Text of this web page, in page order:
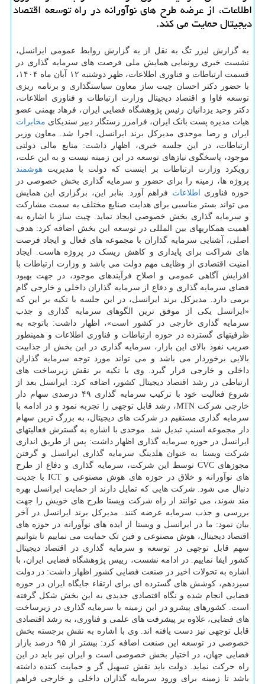
اطلاعات، از عرضه طرح های نوآورانه در راه توسعه اقتصاد
دیجیتال حمایت می کند.
به گزارش لیزر تگ به نقل از به گزارش روابط عمومی ایرانسل،
نشست خبری رونمایی همایش ملی فرصت های سرمایه گذاری در
قسمت ارتباطات و فناوری اطلاعات، ظهر دوشنبه ۱۲ آبان ماه ۱۴۰۴،
با حضور دکتر احسان چیت ساز معاون سیاستگذاری و برنامه ریزی
توسعه فاوا و اقتصاد دیجیتال وزارت ارتباطات و فناوری اطلاعات،
دکتر وحید یزدانیان رئیس پژوهشگاه فضایی ایران، فرهاد بهمنی عضو
هیات مدیره پست بانک ایران، فرامرز رستگار دبیر سندیکای مخابرات
ایران و رضا موحدی مدیرکل برند ایرانسل، اجرا شد. معاون وزیر
ارتباطات، در این جلسه خبری، اظهار داشت: منابع مالی دولتی
موجود، پاسخگوی نیازهای توسعه در این زمینه نیست و به این علت،
رویکرد وزارت ارتباطات بر اینست که دولت با مدیریت هوشمند
پروژه ها، زمینه را برای حضور و سرمایه گذاری بخش خصوصی در
حوزه فناوری
اطلاعات فراهم آورد. بنابر این، برگزاری این همایش
می تواند بستر مناسبی برای هدایت صنایع مختلف به سمت مشارکت
و سرمایه گذاری بخش خصوصی ایجاد نماید. چیت ساز با اشاره به
اهمیت همکاریهای بین المللی در توسعه این بخش اضافه کرد: هدف
اصلی، آشنایی سرمایه گذاران با مجموعه های فعال و ایجاد فرصت
های شراکت برای پایداری و کاهش ریسک در پروژه هاست. ایجاد
امنیت اقتصادی از وظایف مهم دولت می باشد و وزارت ارتباطات با
افزایش آگاهی عمومی و اصلاح فرآیندهای موجود، در جهت بهبود
فضای سرمایه گذاری و دفاع از سرمایه گذاران داخلی و خارجی گام
برمی دارد. مدیرکل برند ایرانسل، در این جلسه با تکیه بر این که
«ایرانسل یکی از موفق ترین الگوهای سرمایه گذاری و جذب
سرمایه گذاری خارجی در کشور است»، اظهار داشت: باتوجه به
ظرفیتهای گسترده در حوزه ارتباطات و فناوری اطلاعات و همینطور
ضریب نفوذ بالای این بازار، سرمایه گذاری در این بخش از جذابیت
بالایی برخوردار می باشد و می تواند مورد توجه سرمایه گذاران
داخلی و خارجی قرار گیرد. وی با تکیه بر نقش زیرساخت های
ارتباطی در رشد اقتصاد دیجیتال کشور، اضافه کرد: ایرانسل بعد از
شروع فعالیت خود با ترکیب سرمایه گذاری ۴۹ درصدی سهام دار
خارجی شرکت MTN، رشد قابل توجهی را تجربه نمود و در ادامه با
سرمایه گذاری مستقیم در شرکت های دیجیتال، به بزرگ ترین سهام
دار مجموعه اسنپ تبدیل شد. موحدی با اشاره به گسترش فعالیتهای
ایرانسل در حوزه سرمایه گذاری اظهار داشت: پس از طریق اندازی
شرکت ویستا به عنوان هلدینگ سرمایه گذاری ایرانسل و گرفتن
مجوزهای CVC توسط این شرکت، سرمایه گذاری و دفاع از طرح
های نوآورانه و خلاق در حوزه های هوش مصنوعی و ICT با جدیت
دنبال می شود. شرکت هایی که تمایل دارند از حمایت ایرانسل بهره
مند شوند، می توانند از راه شرکت ویستا طرح های خویش را جهت
بررسی و جذب سرمایه عرضه کنند. مدیرکل برند ایرانسل در آخر
بیان نمود: ما در ایرانسل و ویستا از ایده های نوآورانه در حوزه های
اقتصاد دیجیتال، هوش مصنوعی و فین تک حمایت می نماییم تا بتوانیم
سهم قابل توجهی در توسعه و سرمایه گذاری در اقتصاد دیجیتال
کشور ایفا نماییم. در ادامه نشست، رییس پژوهشگاه فضایی ایران، با
اشاره به تحولات اخیر در صنعت فضایی کشور اظهار داشت: در دولت
سیزدهم، کوشش های گسترده ای برای ارتقاء جایگاه ایران در حوزه
فضایی انجام شده و نگاه اقتصادی جدیدی به این بخش شکل گرفته
است. کشورهای پیشرو در این زمینه با سرمایه گذاری در زیرساخت
های فضایی، علاوه بر پیشرفت های علمی و فناوری، به رشد اقتصادی
قابل توجهی نیز دست یافته اند. وی با اشاره به نقش برجسته بخش
خصوصی در توسعه این صنعت اضافه کرد: بیشتر از ۹۵ درصد بازار
فضایی جهان، در اختیار بخش خصوصی است و ایران نیز باید در این
راه حرکت نماید. دولت باید نقش تسهیل گر و حمایت کننده داشته
باشد تا زمینه برای ورود سرمایه گذاران داخلی و خارجی فراهم